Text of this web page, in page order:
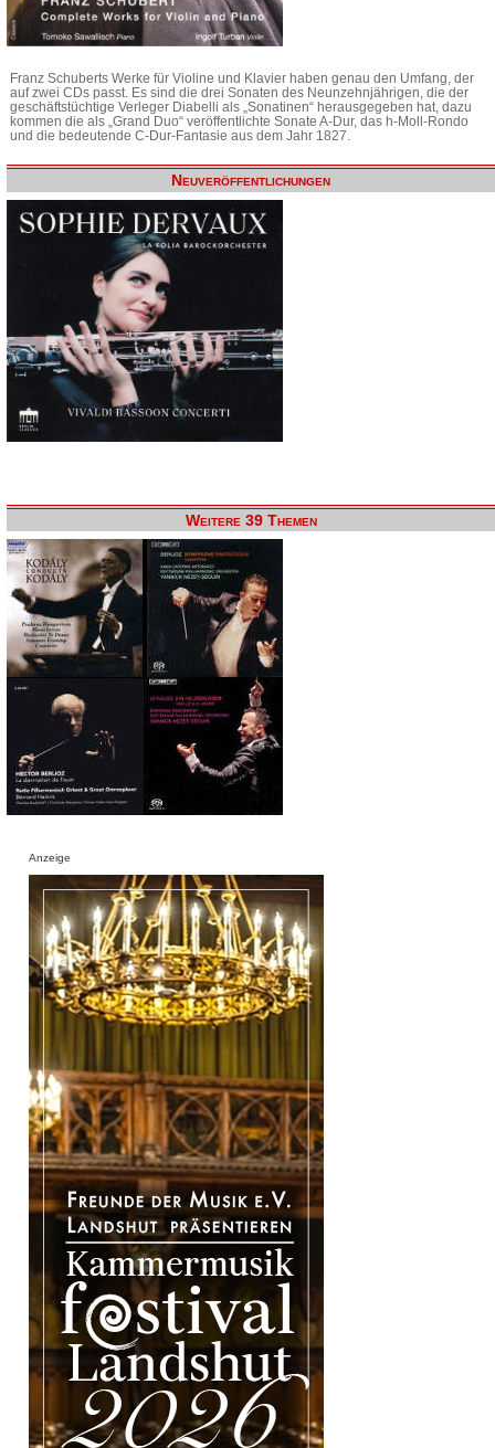
Franz Schuberts Werke für Violine und Klavier haben genau den Umfang, der
auf zwei CDs passt. Es sind die drei Sonaten des Neunzehnjährigen, die der
geschäftstüchtige Verleger Diabelli als „Sonatinen“ herausgegeben hat, dazu
kommen die als „Grand Duo“ veröffentlichte Sonate A-Dur, das h-Moll-Rondo
und die bedeutende C-Dur-Fantasie aus dem Jahr 1827.
Neuveröffentlichungen
Weitere 39 Themen
Anzeige